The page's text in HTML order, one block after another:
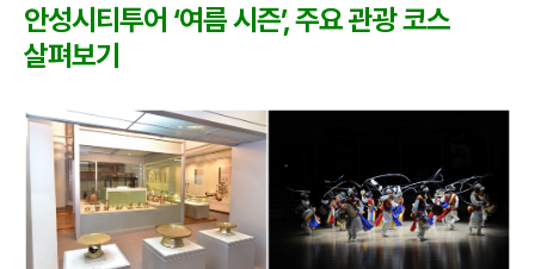
안성시티투어 ‘여름 시즌’, 주요 관광 코스
살펴보기